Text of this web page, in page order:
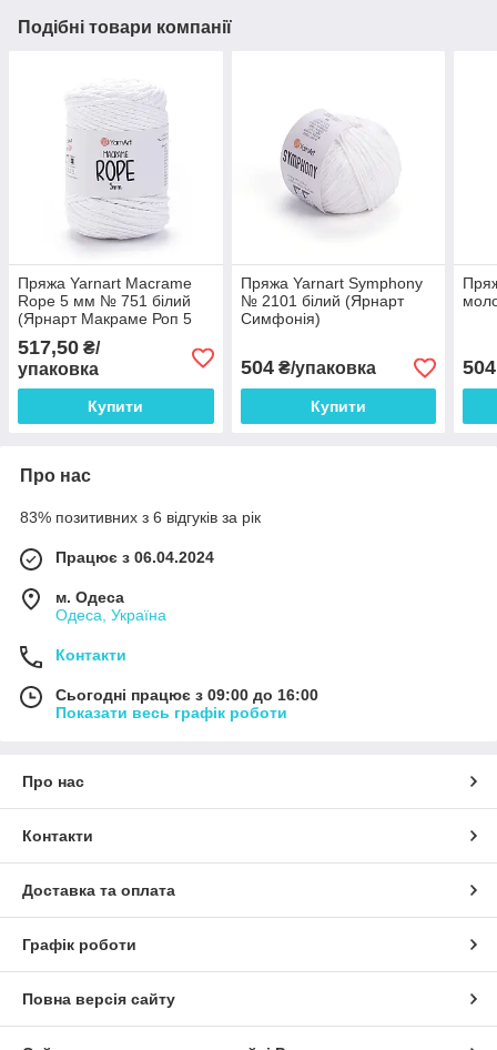
Подібні товари компанії
Пряжа Yarnart Macrame
Rope 5 мм № 751 білий
(Ярнарт Макраме Роп 5
мм)
517,50 ₴/
упаковка
Купити
Пряжа Yarnart Symphony
№ 2101 білий (Ярнарт
Симфонія)
504₴/упаковка
Купити
504
Про нас
83% позитивних з 6 відгуків за рік
Працює з 06.04.2024
м. Одеса
Одеса, Україна
Контакти
Сьогодні працює з 09:00 до 16:00
Показати весь графік роботи
Про нас
Контакти
Доставка та оплата
Графік роботи
Повна версія сайту